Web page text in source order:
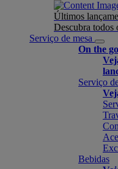
Últimos
Descubra todos
Serviço de mesa
On the go
Serviço
Bebidas